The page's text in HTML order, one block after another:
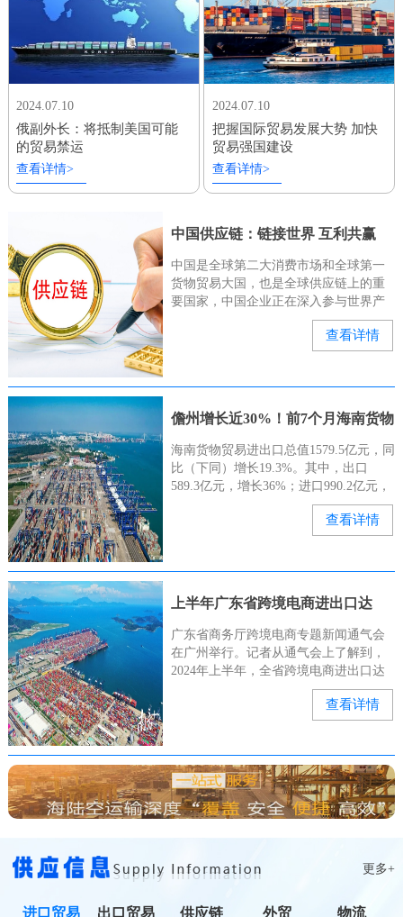
2024.07.10
俄副外长：将抵制美国可能
的贸易禁运
查看详情>
2024.07.10
把握国际贸易发展大势 加快
贸易强国建设
查看详情>
中国供应链：链接世界 互利共赢
中国是全球第二大消费市场和全球第一
货物贸易大国，也是全球供应链上的重
要国家，中国企业正在深入参与世界产
业链、供应链。“有几位俄罗斯和中亚的
查看详情
儋州增长近30%！前7个月海南货物
贸易进出口总值亮眼→
海南货物贸易进出口总值1579.5亿元，同
比（下同）增长19.3%。其中，出口
589.3亿元，增长36%；进口990.2亿元，
增长11.2%。儋州市支撑作用明显。前7
个月，儋州（含洋浦）进出口762.5亿元
查看详情
上半年广东省跨境电商进出口达
4273.4亿元
广东省商务厅跨境电商专题新闻通气会
在广州举行。记者从通气会上了解到，
2024年上半年，全省跨境电商进出口达
4273.4亿元。据悉，广东跨境电商进出口
从2015年的113亿元跃升至2023年查看详情
更多+
进口贸易 出口贸易 供应链 外贸 物流